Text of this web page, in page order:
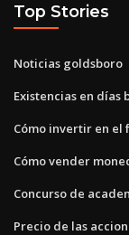
Top Stories
Noticias goldsboro
Existencias en días
Cómo invertir en el
Cómo vender
Concurso de
Precio de las